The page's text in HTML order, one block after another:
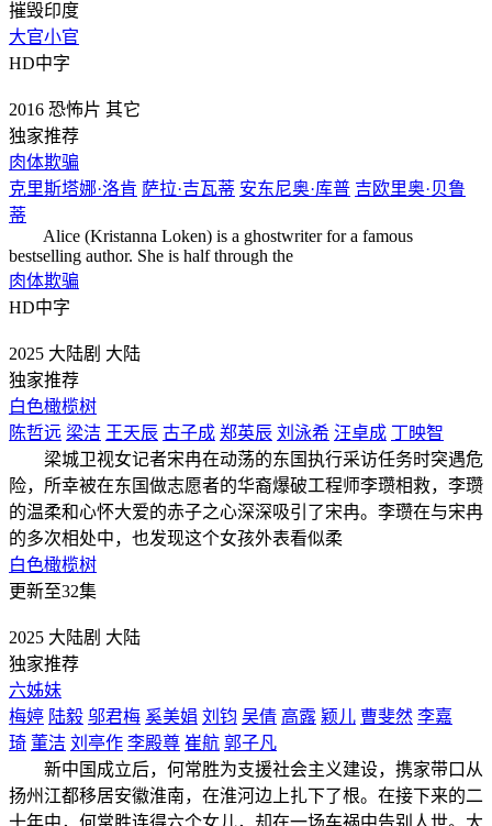
摧毁印度
大官小官
HD中字
2016 恐怖片 其它
独家推荐
肉体欺骗
克里斯塔娜·洛肯 萨拉·吉瓦蒂 安东尼奥·库普 吉欧里奥·贝鲁
蒂
Alice (Kristanna Loken) is a ghostwriter for a famous
bestselling author. She is half through the
肉体欺骗
HD中字
2025 大陆剧 大陆
独家推荐
白色橄榄树
陈哲远 梁洁 王天辰 古子成 郑英辰 刘泳希 汪卓成 丁映智
梁城卫视女记者宋冉在动荡的东国执行采访任务时突遇危
险，所幸被在东国做志愿者的华裔爆破工程师李瓒相救，李瓒
的温柔和心怀大爱的赤子之心深深吸引了宋冉。李瓒在与宋冉
的多次相处中，也发现这个女孩外表看似柔
白色橄榄树
更新至32集
2025 大陆剧 大陆
独家推荐
六姊妹
梅婷 陆毅 邬君梅 奚美娟 刘钧 吴倩 高露 颖儿 曹斐然 李嘉
琦 董洁 刘亭作 李殿尊 崔航 郭子凡
新中国成立后，何常胜为支援社会主义建设，携家带口从
扬州江都移居安徽淮南，在淮河边上扎下了根。在接下来的二